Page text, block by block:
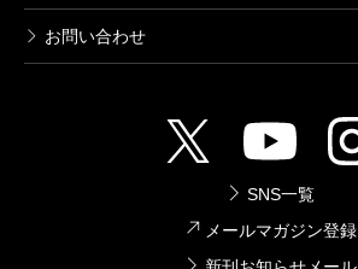
お問い合わせ
SNS一覧
メールマガジン登録